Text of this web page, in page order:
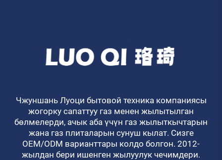
Чжуншань Луоци бытовой техника компаниясы
жогорку сапаттуу газ менен жылытылган
бөлмелерди, ачык аба үчүн газ жылыткычтарын
жана газ плиталарын сунуш кылат. Сизге
OEM/ODM варианттары колдо болгон. 2012-
жылдан бери ишенген жылуулук чечимдери.